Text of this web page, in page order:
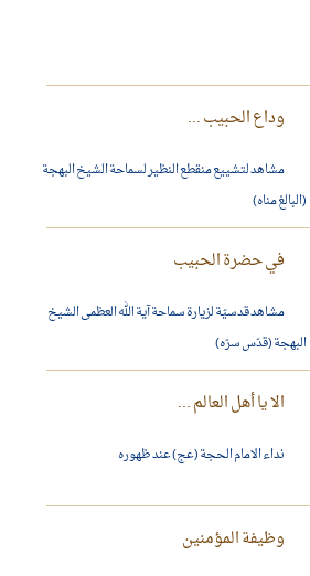
وداع الحبيب ...
مشاهد لتشييع منقطع النظير لسماحة الشيخ البهجة
(البالغ مناه)
في حضرة الحبيب
مشاهد قدسيّة لزيارة سماحة آية الله العظمى الشيخ
البهجة (قدّس سرّه)
الا يا أهل العالم ...
نداء الامام الحجة (عج) عند ظهوره
وظيفة المؤمنين